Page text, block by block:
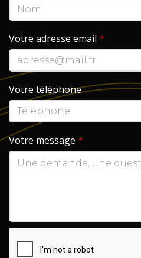
Votre adresse email *
Votre téléphone
Votre message *